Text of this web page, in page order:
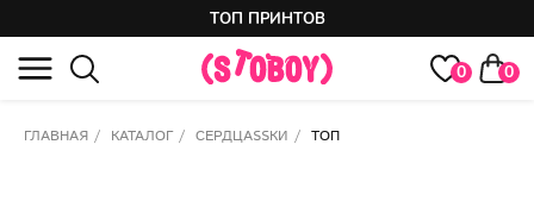
0
0
ТОП ПРИНТОВ
ГЛАВНАЯ / КАТАЛОГ / СЕРДЦASSКИ / ТОП